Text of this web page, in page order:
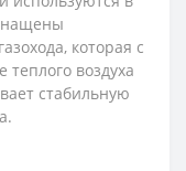
которая с
теплого воздуха
стабильную